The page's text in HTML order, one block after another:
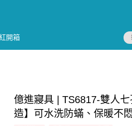
開箱
億進寢具 | TS6817-雙人
造】可水洗防蟎、保暖不